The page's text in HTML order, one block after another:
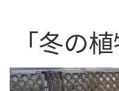
「冬の